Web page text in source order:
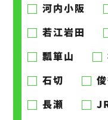
河内小阪
若江岩田
瓢箪山
石切
長瀬